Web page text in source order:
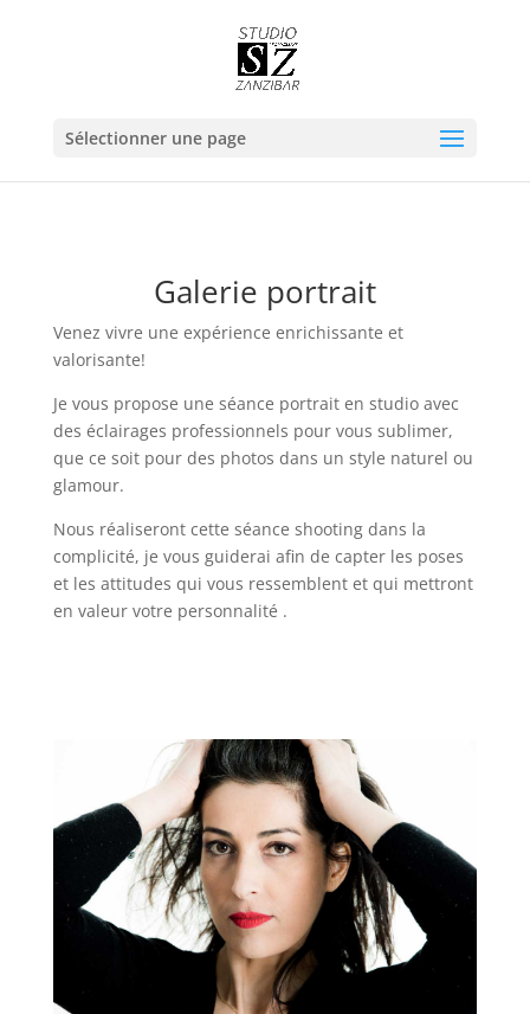
Sélectionner une page
Galerie portrait
Venez vivre une expérience enrichissante et
valorisante!
Je vous propose une séance portrait en studio avec
des éclairages professionnels pour vous sublimer,
que ce soit pour des photos dans un style naturel ou
glamour.
Nous réaliseront cette séance shooting dans la
complicité, je vous guiderai afin de capter les poses
et les attitudes qui vous ressemblent et qui mettront
en valeur votre personnalité .